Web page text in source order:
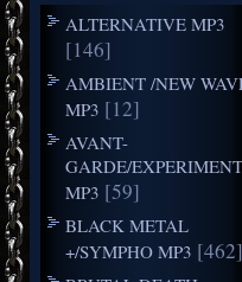
ALTERNATIVE MP3
[146]
AMBIENT /NEW
MP3 [12]
AVANT-
GARDE/
MP3 [59]
BLACK METAL
+/SYMPHO MP3 [462]